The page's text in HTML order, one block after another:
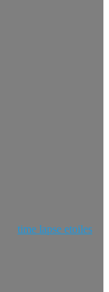
time lapse etoiles